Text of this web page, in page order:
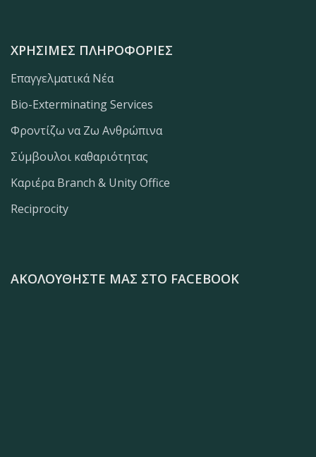
ΧΡΉΣΙΜΕΣ ΠΛΗΡΟΦΟΡΊΕΣ
Επαγγελματικά Νέα
Bio-Exterminating Services
Φροντίζω να Ζω Ανθρώπινα
Σύμβουλοι καθαριότητας
Καριέρα Branch & Unity Office
Reciprocity
ΑΚΟΛΟΥΘΉΣΤΕ ΜΑΣ ΣΤΟ FACEBOOK